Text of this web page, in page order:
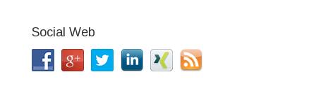
Social Web